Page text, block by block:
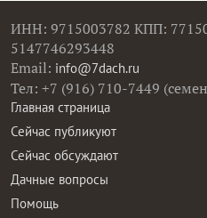
ИНН: 9715003782 КПП:
5147746293448
Email: info@7dach.ru
Тел: +7 (916) 710-7449
Главная страница
Сейчас публикуют
Сейчас обсуждают
Дачные вопросы
Помощь